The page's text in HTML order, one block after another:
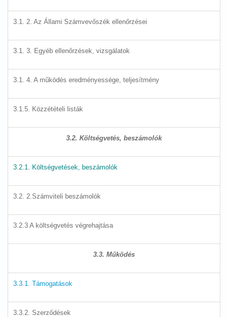
3.1. 2. Az Állami Számvevőszék ellenőrzései
3.1. 3. Egyéb ellenőrzések, vizsgálatok
3.1. 4. A működés eredményessége, teljesítmény
3.1.5. Közzétételi listák
3.2. Költségvetés, beszámolók
3.2.1. Költségvetések, beszámolók
3.2. 2.Számviteli beszámolók
3.2.3 A költségvetés végrehajtása
3.3. Működés
3.3.1. Támogatások
3.3.2. Szerződések